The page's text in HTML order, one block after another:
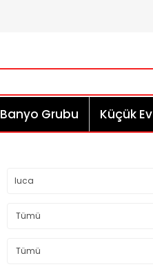
Banyo Grubu Küçük